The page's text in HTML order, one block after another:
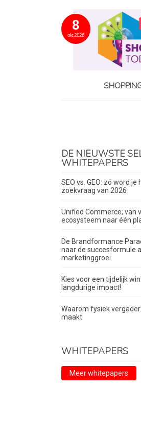
8
okt 2026
DE NIEUWSTE
WHITEPAPERS
SEO vs. GEO: zó word
zoekvraag van 2026
Unified Commerce; van
ecosysteem naar één
De Brandformance
naar de succesformule
marketinggroei.
Kies voor een tijdelijk
langdurige impact!
Waarom fysiek
maakt
WHITEPAPERS
Meer whitepapers